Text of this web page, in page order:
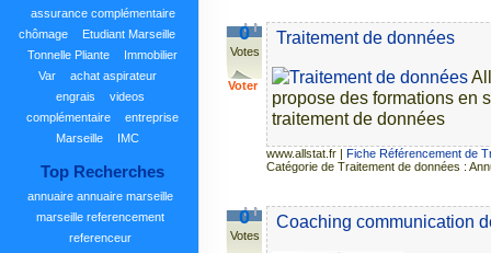
assurance complémentaire
chômage
Etudiant Marseille
Tonnelle Pliante
Immobilier
Var
achat aspirateur
engrais
videos
complémentaire
entreprise
Marseille
IMC
Top Recherches
annuaire annuaire marseille
marseille referencement
referenceur
0
Votes
Voter
Traitement de données
propose des formations en
traitement de données
www.allstat.fr
Fiche Référencement de
Catégorie de Traitement de données :
0
Votes
Coaching communication